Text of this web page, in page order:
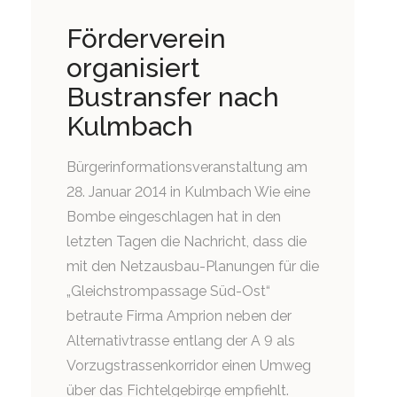
Förderverein
organisiert
Bustransfer nach
Kulmbach
Bürgerinformationsveranstaltung am
28. Januar 2014 in Kulmbach Wie eine
Bombe eingeschlagen hat in den
letzten Tagen die Nachricht, dass die
mit den Netzausbau-Planungen für die
„Gleichstrompassage Süd-Ost“
betraute Firma Amprion neben der
Alternativtrasse entlang der A 9 als
Vorzugstrassenkorridor einen Umweg
über das Fichtelgebirge empfiehlt.